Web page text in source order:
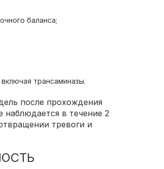
баланса;
трансаминазы.
после прохождения
наблюдается в течение 2
тревоги и